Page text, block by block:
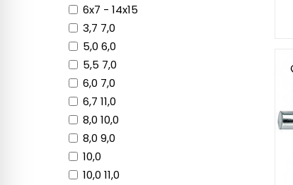
6x7 - 14x15
3,7 7,0
5,0 6,0
5,5 7,0
6,0 7,0
6,7 11,0
8,0 10,0
8,0 9,0
10,0
10,0 11,0